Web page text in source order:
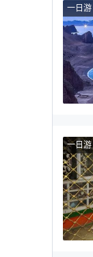
一日游
一日游